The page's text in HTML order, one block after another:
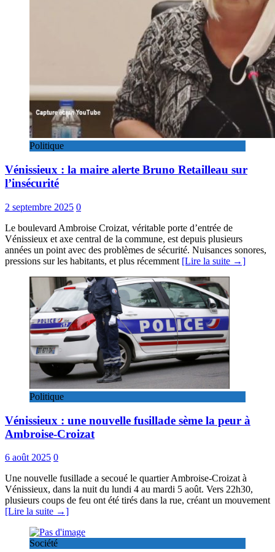
Politique
Vénissieux : la maire alerte Bruno Retailleau sur
l’insécurité
2 septembre 2025 0
Le boulevard Ambroise Croizat, véritable porte d’entrée de
Vénissieux et axe central de la commune, est depuis plusieurs
années un point avec des problèmes de sécurité. Nuisances sonores,
pressions sur les habitants, et plus récemment [Lire la suite →]
Politique
Vénissieux : une nouvelle fusillade sème la peur à
Ambroise-Croizat
6 août 2025 0
Une nouvelle fusillade a secoué le quartier Ambroise-Croizat à
Vénissieux, dans la nuit du lundi 4 au mardi 5 août. Vers 22h30,
plusieurs coups de feu ont été tirés dans la rue, créant un mouvement
[Lire la suite →]
Société